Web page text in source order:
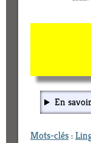
En
Mots-clés: